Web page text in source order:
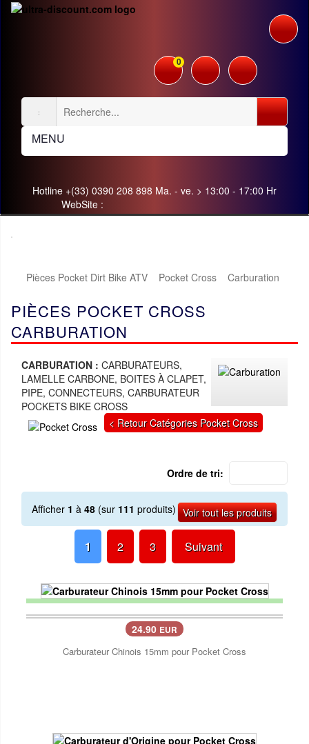
0
MENU
Hotline +(33) 0390 208 898 Ma. - ve. > 13:00 - 17:00 Hr
WebSite :
Pièces Pocket Dirt Bike ATV Pocket Cross Carburation
PIÈCES POCKET CROSS
CARBURATION
CARBURATION : CARBURATEURS,
LAMELLE CARBONE, BOITES À CLAPET,
PIPE, CONNECTEURS, CARBURATEUR
POCKETS BIKE CROSS
< Retour Catégories Pocket Cross
Ordre de tri:
Afficher 1 à 48 (sur 111 produits) Voir tout les produits
1 2 3 Suivant
24.90 EUR
Carburateur Chinois 15mm pour Pocket Cross